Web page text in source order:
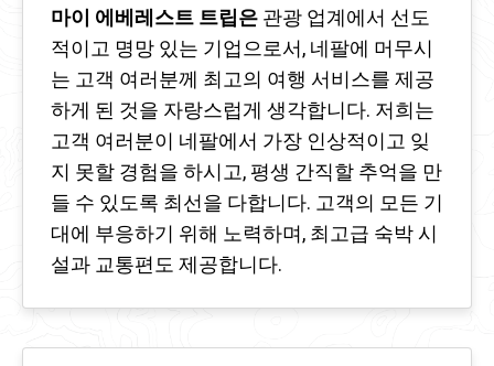
마이 에베레스트 트립은 관광 업계에서 선도
적이고 명망 있는 기업으로서, 네팔에 머무시
는 고객 여러분께 최고의 여행 서비스를 제공
하게 된 것을 자랑스럽게 생각합니다. 저희는
고객 여러분이 네팔에서 가장 인상적이고 잊
지 못할 경험을 하시고, 평생 간직할 추억을 만
들 수 있도록 최선을 다합니다. 고객의 모든 기
대에 부응하기 위해 노력하며, 최고급 숙박 시
설과 교통편도 제공합니다.